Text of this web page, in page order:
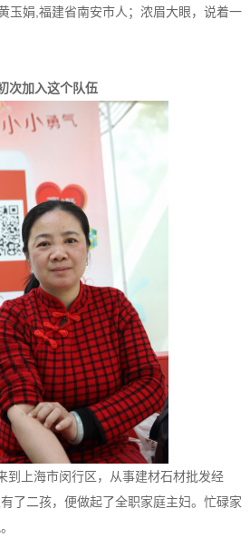
玉娟,福建省南安市人；浓眉大眼，说着一
次加入这个队伍
上海市闵行区，从事建材石材批发经
了二孩，便做起了全职家庭主妇。忙碌家